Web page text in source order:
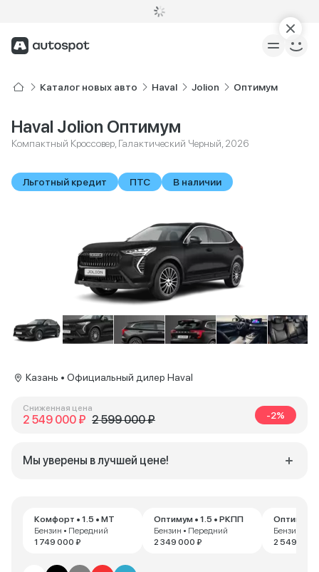
Каталог новых авто Haval Jolion Оптимум
Haval Jolion Оптимум
Компактный Кроссовер, Галактический Черный, 2026
Льготный кредит ПТС В наличии
Комфорт • 1.5 • MT
Бензин • Передний
1 749 000 ₽
Оптимум • 1.5 • РКПП
Бензин • Передний
2 349 000 ₽
Оптимум
Бензин •
2 549 000
Казань • Официальный дилер Haval
Сниженная цена
2 549 000 ₽ 2 599 000 ₽ -2%
Мы уверены в лучшей цене!